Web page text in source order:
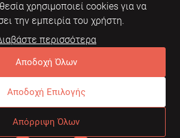
Εγγραφή
Συχνές ερωτήσειςΌροι χρήσης
χρησιμοποιεί cookies για να
την εμπειρία του χρήστη.
περισσότερα
Αποδοχή Όλων
Αποδοχή Επιλογής
Απόρριψη Όλων